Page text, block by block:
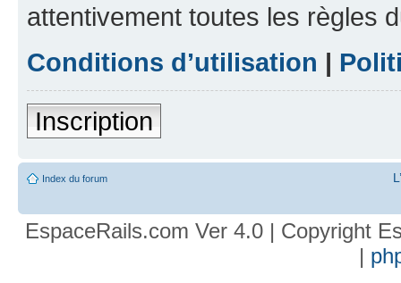
attentivement toutes les règles
Conditions d’utilisation |
Inscription
Index du forum
EspaceRails.com Ver 4.0 | Copyright
|